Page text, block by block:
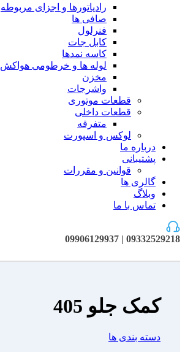
رادیاتورها و اجزای مربوطه
صافی ها
فنرلول
کابل جات
کاسه نمدها
لوله ها و خرطومی هواکش
مخزن
واشرجات
قطعات موتوری
قطعات داخلی
متفرقه
لوکس و اسپورت
درباره ما
پشتیبانی
قوانین و مقررات
گالری ها
وبلاگ
تماس با ما
09332529218 | 09906129937
کمک جلو 405
دسته بندی ها